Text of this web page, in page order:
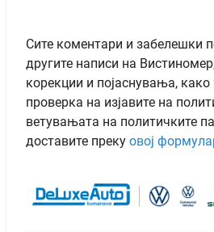
Сите коментари и забелешки
другите написи на
корекции и појаснувања, како
проверка на изјавите на
ветувањата на политичките
доставите преку овој